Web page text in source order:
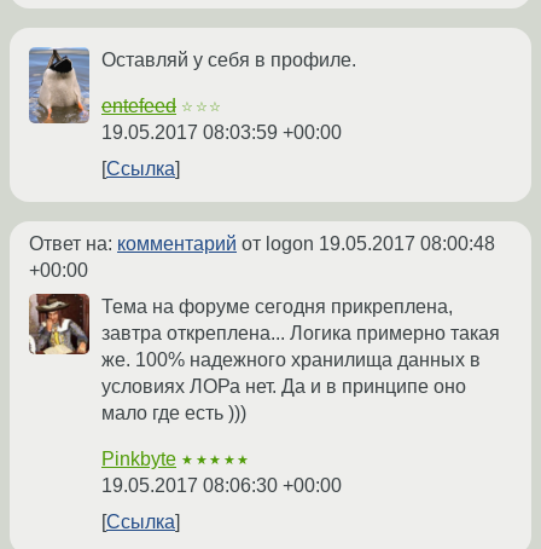
Оставляй у себя в профиле.
entefeed ☆☆☆
19.05.2017 08:03:59 +00:00
Ссылка
Ответ на: комментарий от logon 19.05.2017 08:00:48
+00:00
Тема на форуме сегодня прикреплена,
завтра откреплена... Логика примерно такая
же. 100% надежного хранилища данных в
условиях ЛОРа нет. Да и в принципе оно
мало где есть )))
Pinkbyte ★★★★★
19.05.2017 08:06:30 +00:00
Ссылка